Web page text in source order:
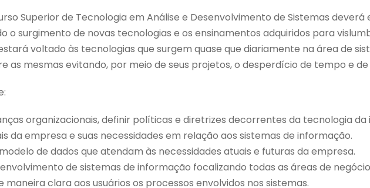
Superior de Tecnologia em Análise e Desenvolvimento de Sistemas
o surgimento de novas tecnologias e os ensinamentos adquiridos para
voltado às tecnologias que surgem quase que diariamente na área de
as mesmas evitando, por meio de seus projetos, o desperdício de tempo e
organizacionais, definir políticas e diretrizes decorrentes da tecnologia da
da empresa e suas necessidades em relação aos sistemas de informação.
de dados que atendam às necessidades atuais e futuras da empresa.
de sistemas de informação focalizando todas as áreas de
clara aos usuários os processos envolvidos nos sistemas.